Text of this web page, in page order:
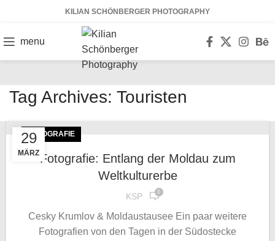
KILIAN SCHÖNBERGER PHOTOGRAPHY
menu
Tag Archives: Touristen
29
MÄRZ
FOTOGRAFIE
Fotografie: Entlang der Moldau zum
Weltkulturerbe
KSP 0
Cesky Krumlov & Moldaustausee Ein paar weitere
Fotografien von den Tagen in der Südostecke